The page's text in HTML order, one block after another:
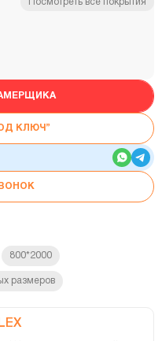
КЛЮЧ”
800*2000
размеров